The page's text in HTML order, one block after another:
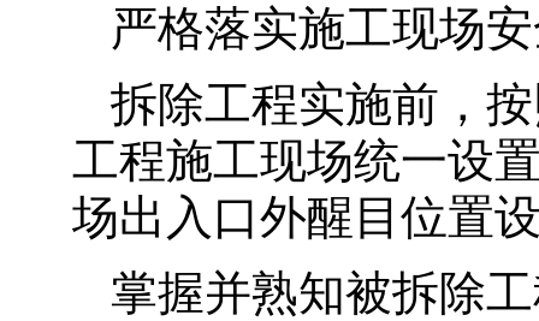
严格落实施工现场
拆除工程实施前，
工程施工现场统一设
场出入口外醒目位置
掌握并熟知被拆除